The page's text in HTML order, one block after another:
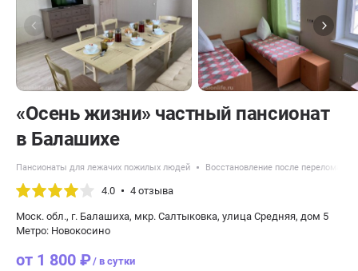
«Осень жизни» частный пансионат
в Балашихе
Пансионаты для лежачих пожилых людей Восстановление после перелома
4.0 4 отзыва
Моск. обл., г. Балашиха, мкр. Салтыковка, улица Средняя, дом 5
Метро: Новокосино
от 1 800 ₽/ в сутки